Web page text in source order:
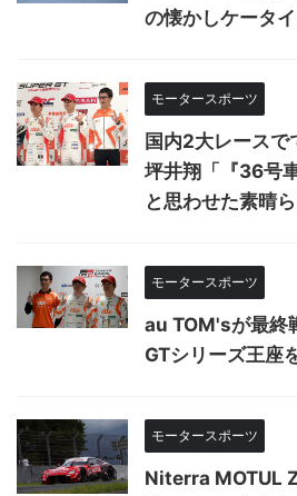
の懐かしケータ
モータースポーツ
国内2大レースで
坪井翔「『36号
と思わせた素晴ら
モータースポーツ
au TOM'sが最終
GTシリーズ王座
モータースポーツ
Niterra MOTUL